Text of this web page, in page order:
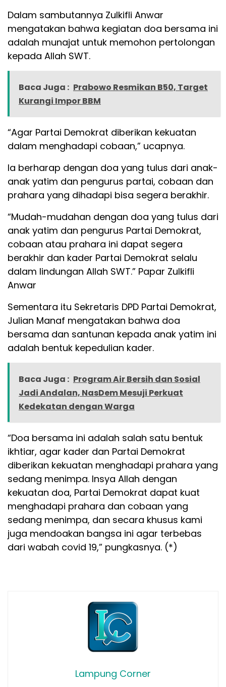
Dalam sambutannya Zulkifli Anwar
mengatakan bahwa kegiatan doa bersama ini
adalah munajat untuk memohon pertolongan
kepada Allah SWT.
Baca Juga : Prabowo Resmikan B50, Target
Kurangi Impor BBM
“Agar Partai Demokrat diberikan kekuatan
dalam menghadapi cobaan,” ucapnya.
Ia berharap dengan doa yang tulus dari anak-
anak yatim dan pengurus partai, cobaan dan
prahara yang dihadapi bisa segera berakhir.
“Mudah-mudahan dengan doa yang tulus dari
anak yatim dan pengurus Partai Demokrat,
cobaan atau prahara ini dapat segera
berakhir dan kader Partai Demokrat selalu
dalam lindungan Allah SWT.” Papar Zulkifli
Anwar
Sementara itu Sekretaris DPD Partai Demokrat,
Julian Manaf mengatakan bahwa doa
bersama dan santunan kepada anak yatim ini
adalah bentuk kepedulian kader.
Baca Juga : Program Air Bersih dan Sosial
Jadi Andalan, NasDem Mesuji Perkuat
Kedekatan dengan Warga
“Doa bersama ini adalah salah satu bentuk
ikhtiar, agar kader dan Partai Demokrat
diberikan kekuatan menghadapi prahara yang
sedang menimpa. Insya Allah dengan
kekuatan doa, Partai Demokrat dapat kuat
menghadapi prahara dan cobaan yang
sedang menimpa, dan secara khusus kami
juga mendoakan bangsa ini agar terbebas
dari wabah covid 19,” pungkasnya. (*)
Lampung Corner